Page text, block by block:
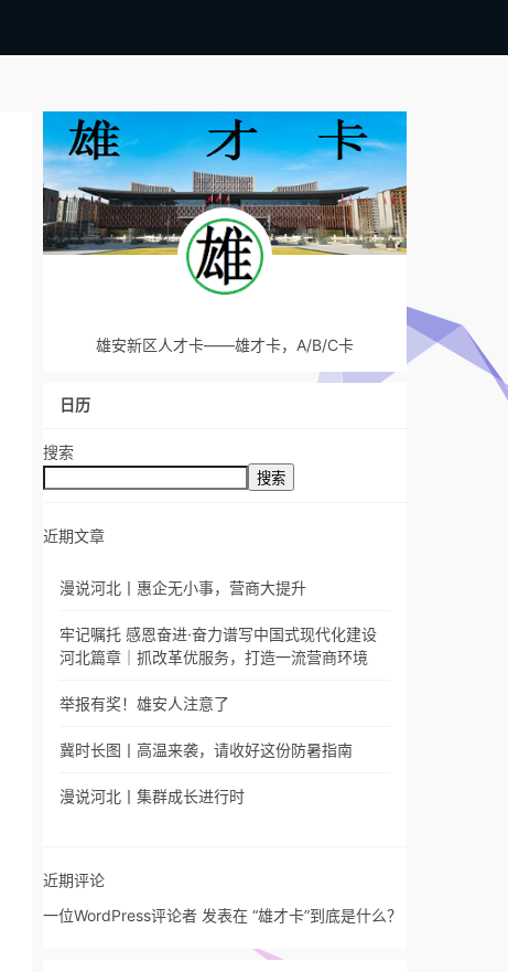
雄安新区人才卡——雄才卡，A/B/C卡
日历
搜索
搜索
近期文章
漫说河北丨惠企无小事，营商大提升
牢记嘱托 感恩奋进·奋力谱写中国式现代化建设
河北篇章｜抓改革优服务，打造一流营商环境
举报有奖！雄安人注意了
冀时长图丨高温来袭，请收好这份防暑指南
漫说河北丨集群成长进行时
近期评论
一位WordPress评论者 发表在 “雄才卡”到底是什么？